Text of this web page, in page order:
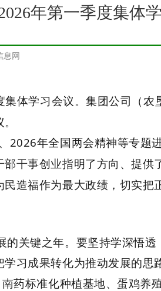
年第一季度集体
网
集体学习会议。集团公司（农
2026年全国两会精神等专题
部干事创业指明了方向、提供
造福作为最大政绩，切实把
关键之年。要坚持学深悟透
习成果转化为推动发展的思
药标准化种植基地、蛋鸡养